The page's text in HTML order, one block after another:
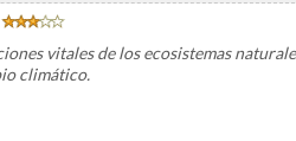
vitales de los ecosistemas
climático.